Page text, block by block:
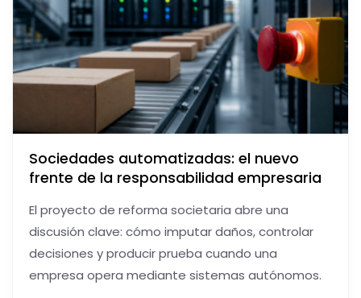
Sociedades automatizadas: el nuevo
frente de la responsabilidad empresaria
El proyecto de reforma societaria abre una
discusión clave: cómo imputar daños, controlar
decisiones y producir prueba cuando una
empresa opera mediante sistemas autónomos.